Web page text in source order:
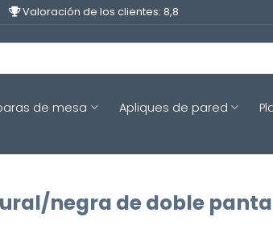
Valoración de los clientes: 8,8
de mesa Apliques de pared
negra de doble